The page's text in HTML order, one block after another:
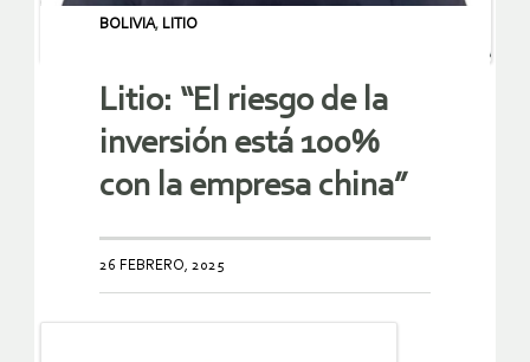
BOLIVIA, LITIO
Litio: “El riesgo de la
inversión está 100%
con la empresa china”
26 FEBRERO, 2025